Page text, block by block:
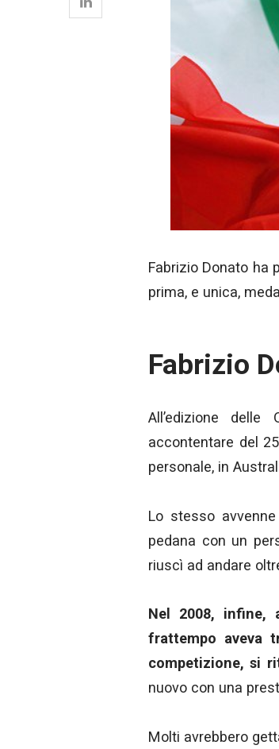
Fabrizio Donato ha
prima, e unica,
Fabrizio
All’edizione
accontentare del
personale, in
Lo stesso
pedana con un
riuscì ad andare
Nel 2008, infine,
frattempo aveva
competizione, si
nuovo con una
Molti avrebbero